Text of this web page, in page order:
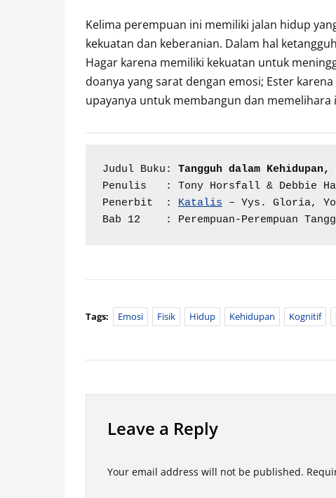
Kelima perempuan ini memiliki jalan hidup
kekuatan dan keberanian. Dalam hal
Hagar karena memiliki kekuatan untuk
doanya yang sarat dengan emosi; Ester
upayanya untuk membangun dan memelihara
Judul Buku: Tangguh dalam Kehidupan,
Penulis   : Tony Horsfall & Debbie
Penerbit  : Katalis – Yys. Gloria,
Bab 12    : Perempuan-Perempuan
Tags: Emosi Fisik Hidup Kehidupan Kognitif
Leave a Reply
Your email address will not be published.